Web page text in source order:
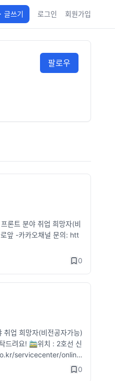
글쓰기 로그인 회원가입
팔로우
론트 분야 취업 희망자(비
앞 -카카오채널 문의: htt
0
업 희망자(비전공자가능)
드려요! 🚞위치 : 2호선 신
servicecenter/online
0